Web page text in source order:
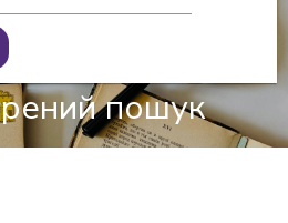
пошук